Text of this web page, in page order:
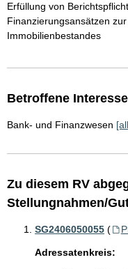
Erfüllung von
Finanzierungsansätzen
Immobilienbestandes
Betroffene
Bank- und Finanzwesen
Zu diesem RV
Stellungnahmen/
SG2406050055 (
Adressatenkreis: